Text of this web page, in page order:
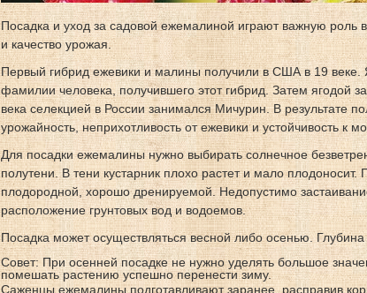
Посадка и уход за садовой ежемалиной играют важную роль
и качество урожая.
Первый гибрид ежевики и малины получили в США в 19 веке.
фамилии человека, получившего этот гибрид. Затем ягодой
века селекцией в России занимался Мичурин. В результате
урожайность, неприхотливость от ежевики и устойчивость к
Для посадки ежемалины нужно выбирать солнечное
полутени. В тени кустарник плохо растет и мало
плодородной, хорошо дренируемой. Недопустимо
расположение грунтовых вод и водоемов.
Посадка может осуществляться весной либо осенью.
Совет: При осенней посадке не нужно уделять большое
помешать растению успешно перенести зиму.
Саженцы ежемалины подготавливают заранее, расправив